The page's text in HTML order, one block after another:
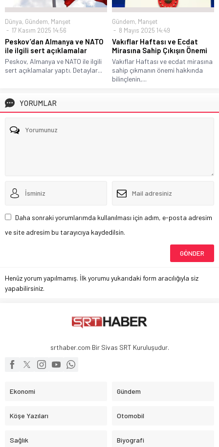
Dünya, Gündem, Manşet
17 Kasım 2025 14:56
Peskov’dan Almanya ve NATO
ile ilgili sert açıklamalar
Peskov, Almanya ve NATO ile ilgili
sert açıklamalar yaptı. Detaylar...
Gündem, Manşet
8 Mayıs 2025 14:49
Vakıflar Haftası ve Ecdat
Mirasına Sahip Çıkışın Önemi
Vakıflar Haftası ve ecdat mirasına
sahip çıkmanın önemi hakkında
bilinçlenin,...
YORUMLAR
Daha sonraki yorumlarımda kullanılması için adım, e-posta adresim
ve site adresim bu tarayıcıya kaydedilsin.
Henüz yorum yapılmamış. İlk yorumu yukarıdaki form aracılığıyla siz
yapabilirsiniz.
srthaber.com Bir Sivas SRT Kuruluşudur.
Ekonomi Gündem
Köşe Yazıları Otomobil
Sağlık Biyografi